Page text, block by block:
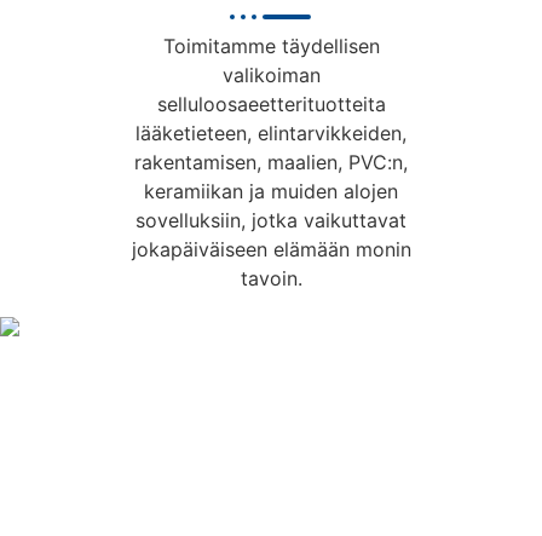
Toimitamme täydellisen
valikoiman
selluloosaeetterituotteita
lääketieteen, elintarvikkeiden,
rakentamisen, maalien, PVC:n,
keramiikan ja muiden alojen
sovelluksiin, jotka vaikuttavat
jokapäiväiseen elämään monin
tavoin.